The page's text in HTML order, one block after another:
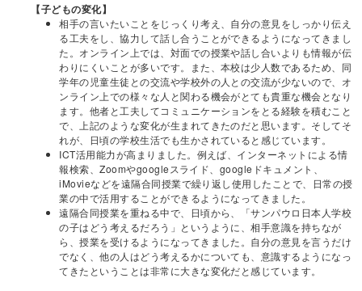
【子どもの変化】
相手の言いたいことをじっくり考え、自分の意見をしっかり伝え
る工夫をし、協力して話し合うことができるようになってきまし
た。オンライン上では、対面での授業や話し合いよりも情報が伝
わりにくいことが多いです。また、本校は少人数であるため、同
学年の児童生徒との交流や学校外の人との交流が少ないので、オ
ンライン上での様々な人と関わる機会がとても貴重な機会となり
ます。他者と工夫してコミュニケーションをとる経験を積むこと
で、上記のような変化が生まれてきたのだと思います。そしてそ
れが、日頃の学校生活でも生かされていると感じています。
ICT活用能力が高まりました。例えば、インターネットによる情
報検索、Zoomやgoogleスライド、googleドキュメント、
iMovieなどを遠隔合同授業で繰り返し使用したことで、日常の授
業の中で活用することができるようになってきました。
遠隔合同授業を重ねる中で、日頃から、「サンパウロ日本人学校
の子はどう考えるだろう」というように、相手意識を持ちなが
ら、授業を受けるようになってきました。自分の意見を言うだけ
でなく、他の人はどう考えるかについても、意識するようになっ
てきたということは非常に大きな変化だと感じています。